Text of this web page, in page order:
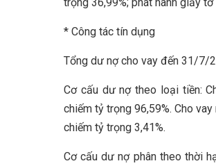
* Công tác tín dụng
Tổng dư nợ cho vay đến 31/7/
Cơ cấu dư nợ theo loại tiền:
chiếm tỷ trọng 96,59%. Cho
chiếm tỷ trọng 3,41%.
Cơ cấu dư nợ phân theo thời